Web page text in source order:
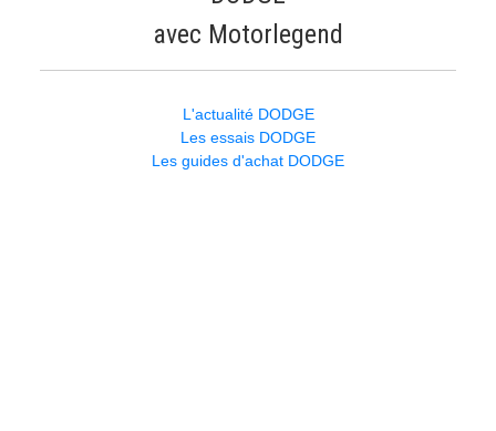
avec Motorlegend
L'actualité DODGE
Les essais DODGE
Les guides d'achat DODGE